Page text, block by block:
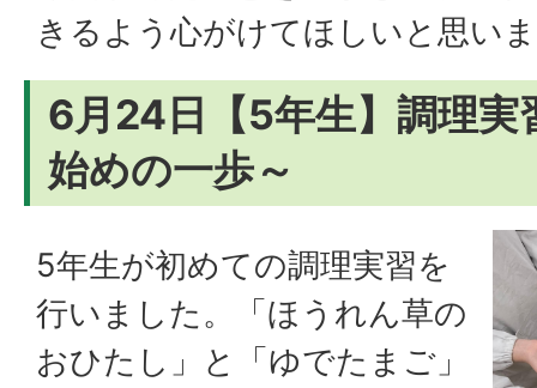
きるよう心がけてほしいと思い
6月24日【5年生】調理
始めの一歩～
5年生が初めての調理実習を
行いました。「ほうれん草の
おひたし」と「ゆでたまご」